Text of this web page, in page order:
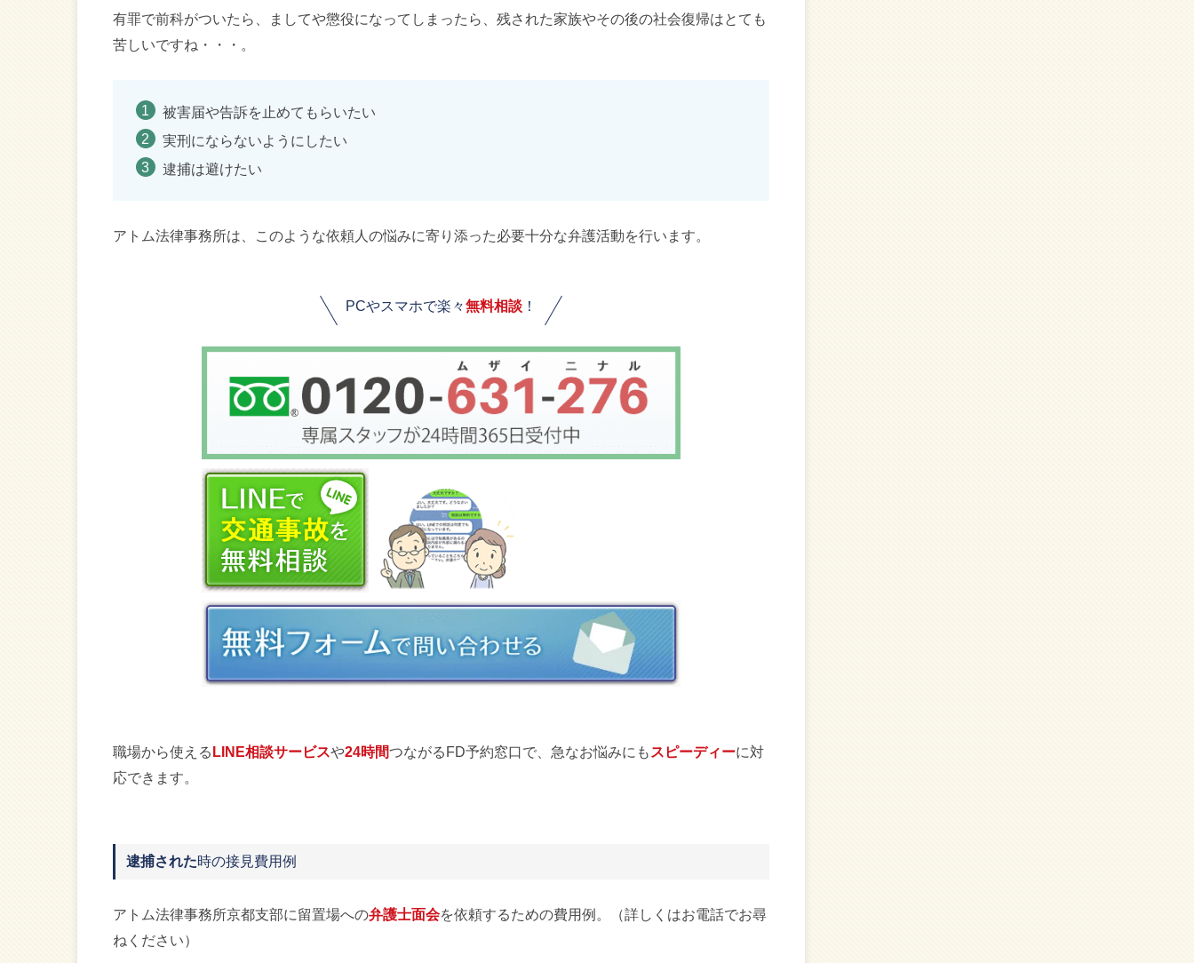
有罪で前科がついたら、ましてや懲役になってしまったら、残された家族やその後の社会復帰はとても
苦しいですね・・・。
被害届や告訴を止めてもらいたい
実刑にならないようにしたい
逮捕は避けたい
アトム法律事務所は、このような依頼人の悩みに寄り添った必要十分な弁護活動を行います。
PCやスマホで楽々無料相談 ！
職場から使えるLINE相談サービスや24時間つながるFD予約窓口で、急なお悩みにも スピーディーに対
応できます。
逮捕された時の接見費用例
アトム法律事務所京都支部に留置場への弁護士面会を依頼するための費用例。（詳しくはお電話でお尋
ねください）